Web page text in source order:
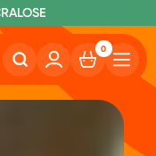
AUJOURD'HUI
DE 40€
0